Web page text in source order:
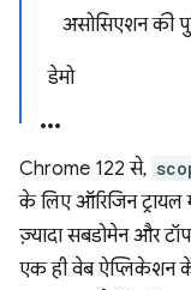
असोसिएशन की
डेमो
Chrome 122 से,
के लिए ऑरिजिन
ज़्यादा सबडोमेन और
एक ही वेब ऐप्लिकेशन के